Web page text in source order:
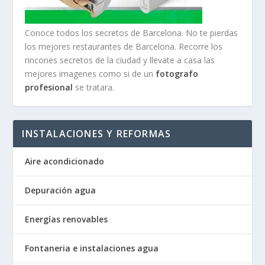
Conoce todos los secretos de Barcelona. No te pierdas
los mejores restaurantes de Barcelona. Recorre los
rincones secretos de la ciudad y llevate a casa las
mejores imagenes como si de un fotografo
profesional se tratara.
INSTALACIONES Y REFORMAS
Aire acondicionado
Depuración agua
Energías renovables
Fontaneria e instalaciones agua